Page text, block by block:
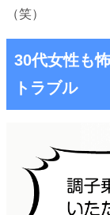
（笑）
30代女性も
トラブル